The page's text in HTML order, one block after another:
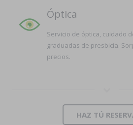
Óptica
Servicio de óptica, cuidado
graduadas de presbicia.
precios.
HAZ TÚ